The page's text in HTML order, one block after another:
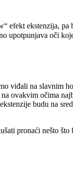
efekt ekstenzija,
upotpunjava oči
viđali na slavnim
ovakvim očima
budu na
pronaći nešto što